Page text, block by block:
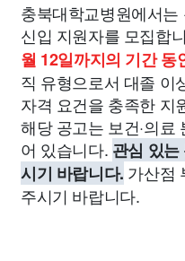
충북대학교병원에서
신입 지원자를 모집합
월 12일까지의 기간 동
직 유형으로서 대졸 이
자격 요건을 충족한 지
해당 공고는 보건·의료
어 있습니다. 관심 있
시기 바랍니다. 가산점
주시기 바랍니다.